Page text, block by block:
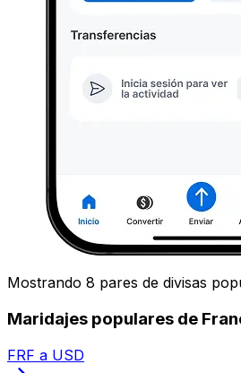
Mostrando 8 pares de divisas
Maridajes populares de
FRF a USD